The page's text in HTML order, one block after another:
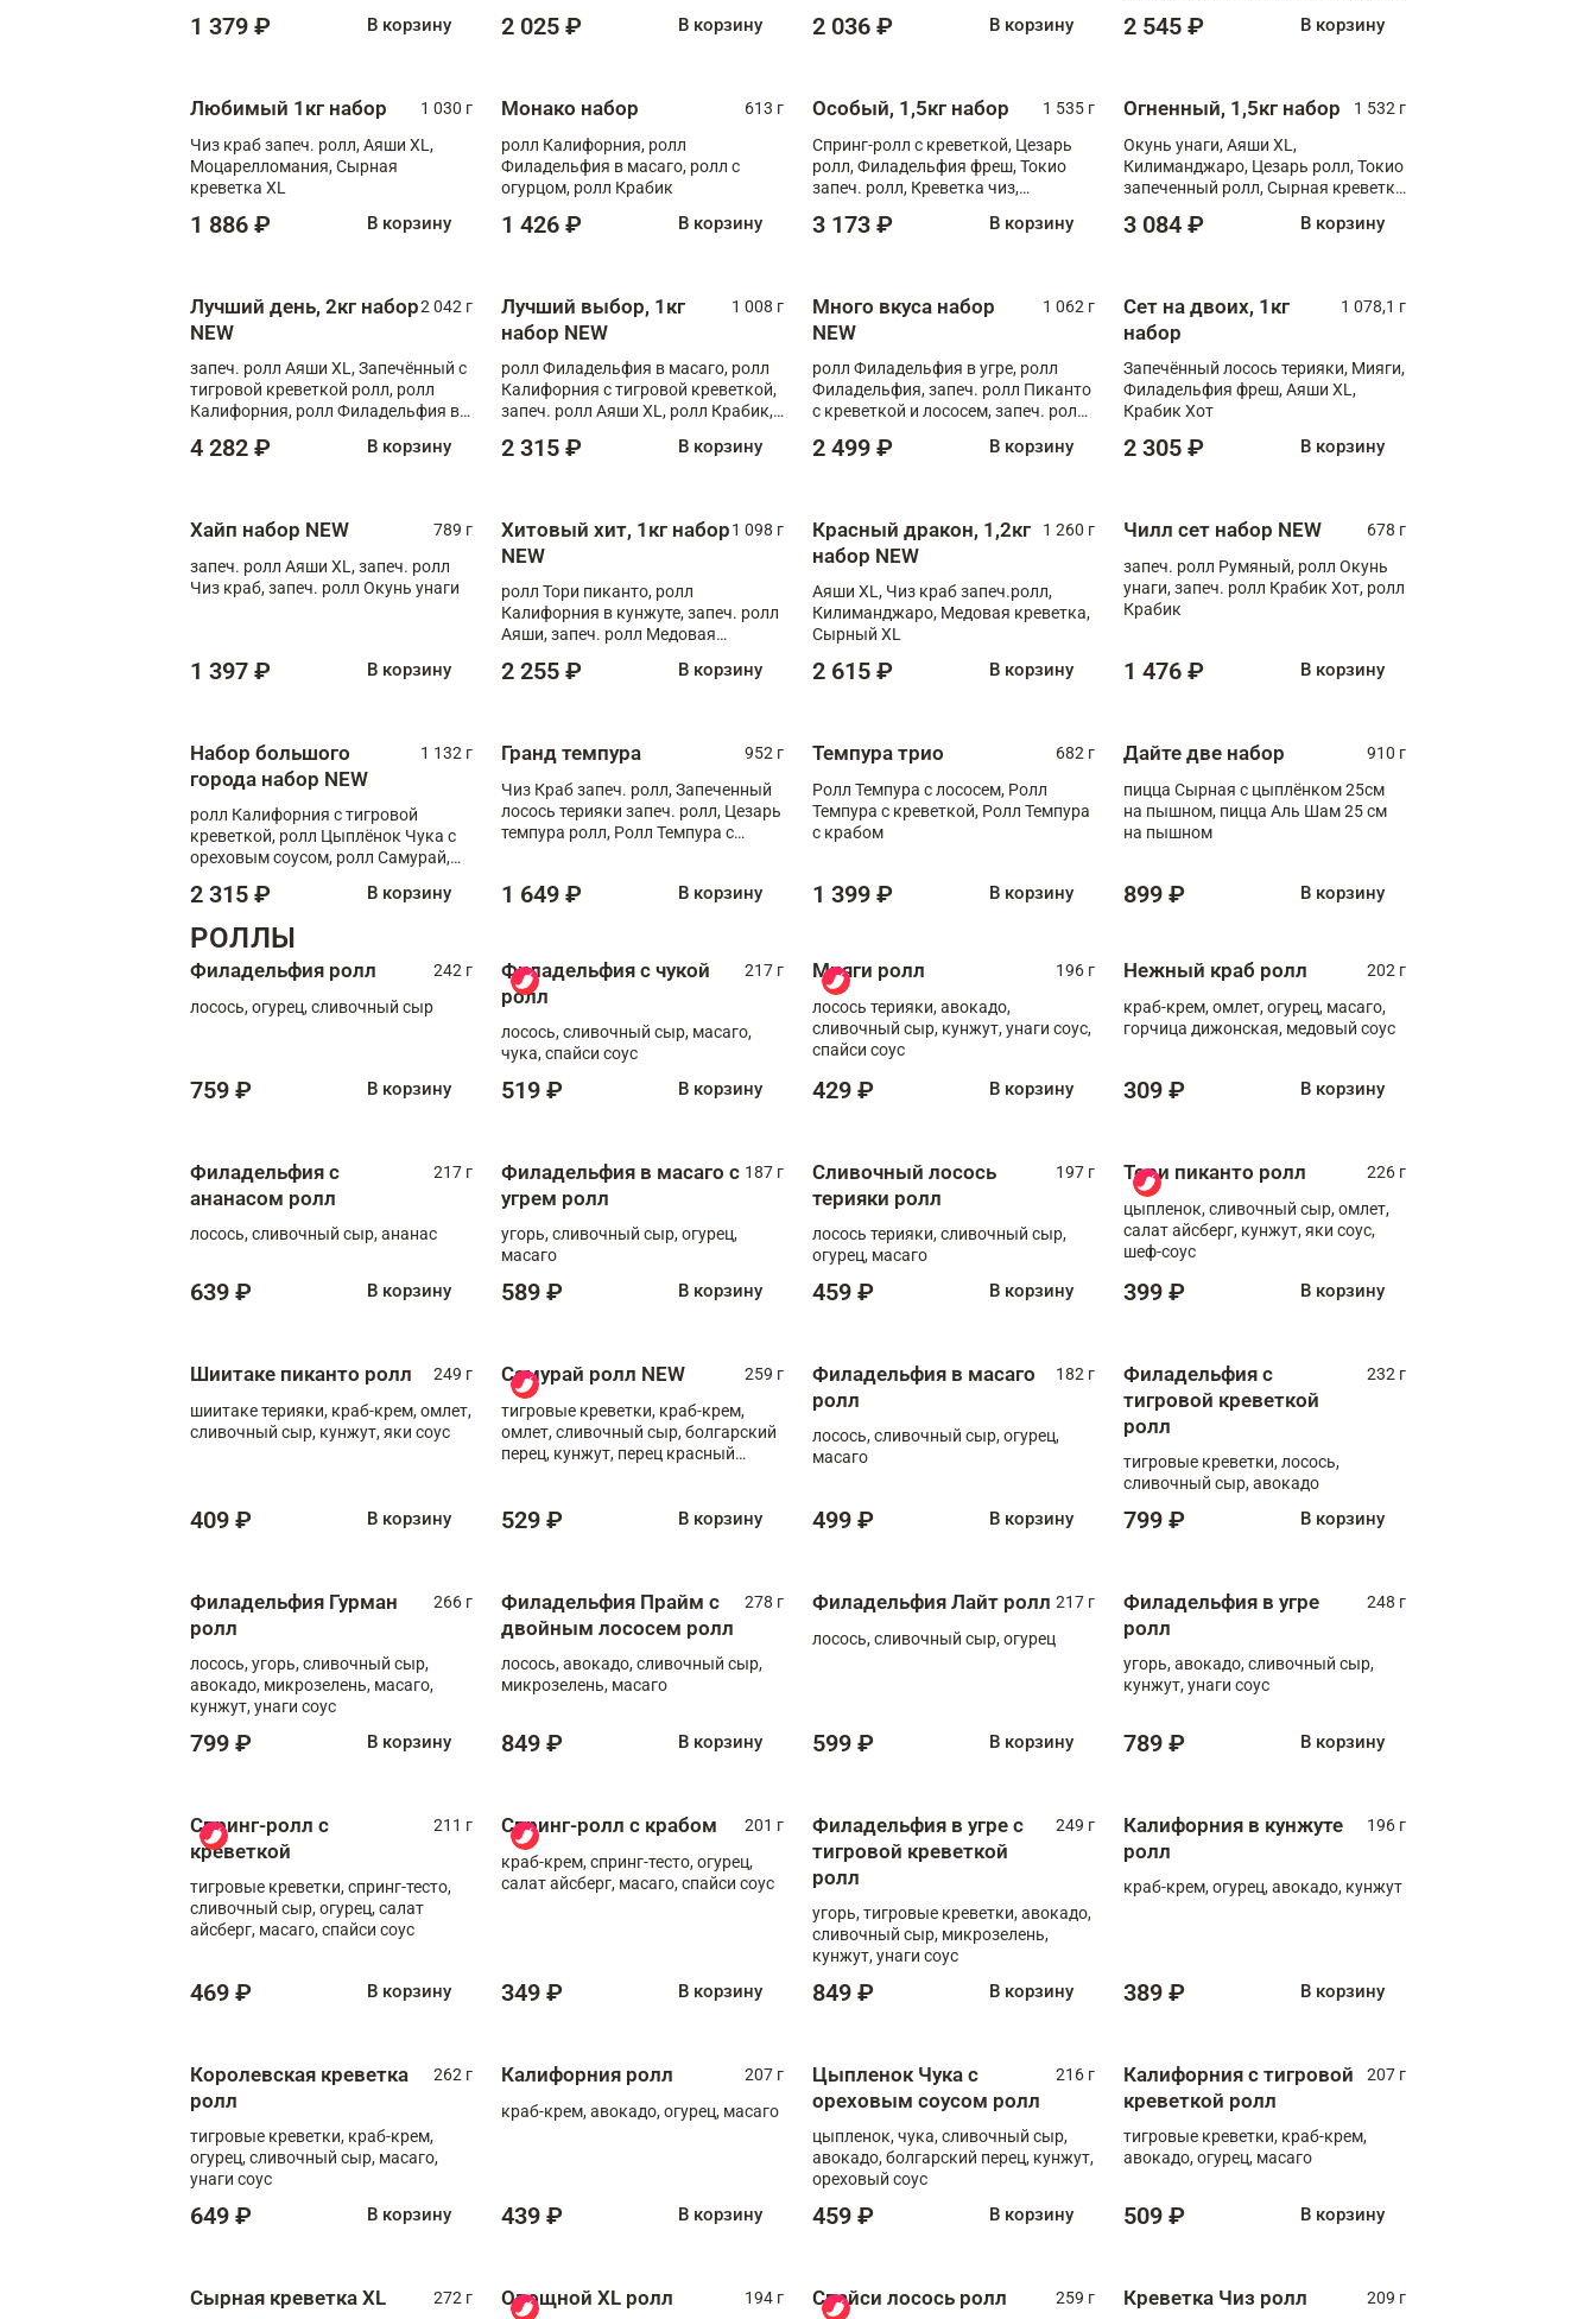
1 379 ₽ В корзину 2 025 ₽ В корзину 2 036 ₽ В корзину
XL, запеч. ролл Крабик Хот
2 545 ₽ В корзину
Любимый 1кг набор
1 030 г
Чиз краб запеч. ролл, Аяши XL,
Моцарелломания, Сырная
креветка XL
1 886 ₽ В корзину
Монако набор
613 г
ролл Калифорния, ролл
Филадельфия в масаго, ролл с
огурцом, ролл Крабик
1 426 ₽ В корзину
Особый, 1,5кг набор
1 535 г
Спринг-ролл с креветкой, Цезарь
ролл, Филадельфия фреш, Токио
запеч. ролл, Креветка чиз,
Флорида
3 173 ₽ В корзину
Огненный, 1,5кг набор
1 532 г
Окунь унаги, Аяши XL,
Килиманджаро, Цезарь ролл, Токио
запеченный ролл, Сырная креветка
3 084 ₽ В корзину
Лучший день, 2кг набор
NEW
2 042 г
запеч. ролл Аяши XL, Запечённый с
тигровой креветкой ролл, ролл
Калифорния, ролл Филадельфия в
запеч. ролл Моцарелломания, ролл
4 282 ₽ В корзину
Лучший выбор, 1кг
набор NEW
1 008 г
ролл Филадельфия в масаго, ролл
Калифорния с тигровой креветкой,
запеч. ролл Аяши XL, ролл Крабик,
2 315 ₽ В корзину
Много вкуса набор
NEW
1 062 г
ролл Филадельфия в угре, ролл
Филадельфия, запеч. ролл Пиканто
с креветкой и лососем, запеч. ролл
2 499 ₽ В корзину
Сет на двоих, 1кг
набор
1 078,1 г
Запечённый лосось терияки, Мияги,
Филадельфия фреш, Аяши XL,
Крабик Хот
2 305 ₽ В корзину
Хайп набор NEW
789 г
запеч. ролл Аяши XL, запеч. ролл
Чиз краб, запеч. ролл Окунь унаги
1 397 ₽ В корзину
Хитовый хит, 1кг набор
NEW
1 098 г
ролл Тори пиканто, ролл
Калифорния в кунжуте, запеч. ролл
Аяши, запеч. ролл Медовая
чукой
2 255 ₽ В корзину
Красный дракон, 1,2кг
набор NEW
1 260 г
Аяши XL, Чиз краб запеч.ролл,
Килиманджаро, Медовая креветка,
Сырный XL
2 615 ₽ В корзину
Чилл сет набор NEW
678 г
запеч. ролл Румяный, ролл Окунь
унаги, запеч. ролл Крабик Хот, ролл
Крабик
1 476 ₽ В корзину
Набор большого
города набор NEW
1 132 г
ролл Калифорния с тигровой
креветкой, ролл Цыплёнок Чука с
ореховым соусом, ролл Самурай,
ролл с крабом
2 315 ₽ В корзину
Гранд темпура
952 г
Чиз Краб запеч. ролл, Запеченный
лосось терияки запеч. ролл, Цезарь
темпура ролл, Ролл Темпура с
1 649 ₽ В корзину
Темпура трио
682 г
Ролл Темпура с лососем, Ролл
Темпура с креветкой, Ролл Темпура
с крабом
1 399 ₽ В корзину
Дайте две набор
910 г
пицца Сырная с цыплёнком 25см
на пышном, пицца Аль Шам 25 см
на пышном
899 ₽ В корзину
РОЛЛЫ
Филадельфия ролл
242 г
лосось, огурец, сливочный сыр
759 ₽ В корзину
Филадельфия с чукой
ролл
217 г
лосось, сливочный сыр, масаго,
чука, спайси соус
519 ₽ В корзину
Мияги ролл
196 г
лосось терияки, авокадо,
сливочный сыр, кунжут, унаги соус,
спайси соус
429 ₽ В корзину
Нежный краб ролл
202 г
краб-крем, омлет, огурец, масаго,
горчица дижонская, медовый соус
309 ₽ В корзину
Филадельфия с
ананасом ролл
217 г
лосось, сливочный сыр, ананас
639 ₽ В корзину
Филадельфия в масаго с
угрем ролл
187 г
угорь, сливочный сыр, огурец,
масаго
589 ₽ В корзину
Сливочный лосось
терияки ролл
197 г
лосось терияки, сливочный сыр,
огурец, масаго
459 ₽ В корзину
Тори пиканто ролл
226 г
цыпленок, сливочный сыр, омлет,
салат айсберг, кунжут, яки соус,
шеф-соус
399 ₽ В корзину
Шиитаке пиканто ролл
249 г
шиитаке терияки, краб-крем, омлет,
сливочный сыр, кунжут, яки соус
409 ₽ В корзину
Самурай ролл NEW
259 г
тигровые креветки, краб-крем,
омлет, сливочный сыр, болгарский
перец, кунжут, перец красный
529 ₽ В корзину
Филадельфия в масаго
ролл
182 г
лосось, сливочный сыр, огурец,
масаго
499 ₽ В корзину
Филадельфия с
тигровой креветкой
ролл
232 г
тигровые креветки, лосось,
сливочный сыр, авокадо
799 ₽ В корзину
Филадельфия Гурман
ролл
266 г
лосось, угорь, сливочный сыр,
авокадо, микрозелень, масаго,
кунжут, унаги соус
799 ₽ В корзину
Филадельфия Прайм с
двойным лососем ролл
278 г
лосось, авокадо, сливочный сыр,
микрозелень, масаго
849 ₽ В корзину
Филадельфия Лайт ролл 217 г
лосось, сливочный сыр, огурец
599 ₽ В корзину
Филадельфия в угре
ролл
248 г
угорь, авокадо, сливочный сыр,
кунжут, унаги соус
789 ₽ В корзину
Спринг-ролл с
креветкой
211 г
тигровые креветки, спринг-тесто,
сливочный сыр, огурец, салат
айсберг, масаго, спайси соус
469 ₽ В корзину
Спринг-ролл с крабом
201 г
краб-крем, спринг-тесто, огурец,
салат айсберг, масаго, спайси соус
349 ₽ В корзину
Филадельфия в угре с
тигровой креветкой
ролл
249 г
угорь, тигровые креветки, авокадо,
сливочный сыр, микрозелень,
кунжут, унаги соус
849 ₽ В корзину
Калифорния в кунжуте
ролл
196 г
краб-крем, огурец, авокадо, кунжут
389 ₽ В корзину
Королевская креветка
ролл
262 г
тигровые креветки, краб-крем,
огурец, сливочный сыр, масаго,
унаги соус
649 ₽ В корзину
Калифорния ролл
207 г
краб-крем, авокадо, огурец, масаго
439 ₽ В корзину
Цыпленок Чука с
ореховым соусом ролл
216 г
цыпленок, чука, сливочный сыр,
авокадо, болгарский перец, кунжут,
ореховый соус
459 ₽ В корзину
Калифорния с тигровой
креветкой ролл
207 г
тигровые креветки, краб-крем,
авокадо, огурец, масаго
509 ₽ В корзину
Сырная креветка XL
272 г Овощной XL ролл 194 г Спайси лосось ролл 259 г Креветка Чиз ролл 209 г